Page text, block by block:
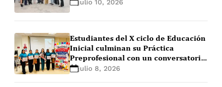
julio 10, 2026
Estudiantes del X ciclo de Educación
Inicial culminan su Práctica
Preprofesional con un conversatorio
de cierre
julio 8, 2026